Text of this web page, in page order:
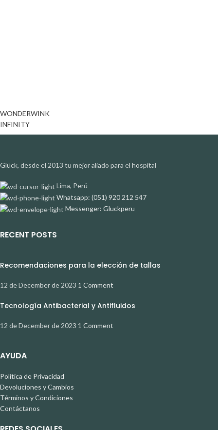
WONDERWINK
INFINITY
Glück, desde el 2013 tu mejor aliado para el hospital
Lima, Perú
Whatsapp: (051) 920 212 547
Messenger: Gluckperu
RECENT POSTS
Recomendaciones para la elección de tallas
12 de December de 2023 1 Comment
Tecnología Antibacterial y Antifluidos
12 de December de 2023 1 Comment
AYUDA
Política de Privacidad
Devoluciones y Cambios
Términos y Condiciones
Contáctanos